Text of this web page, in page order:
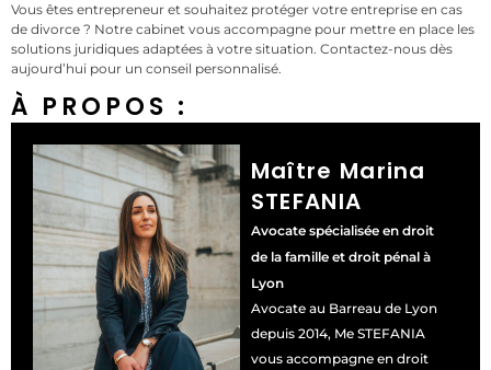
Vous êtes entrepreneur et souhaitez protéger votre entreprise en cas
de divorce ? Notre cabinet vous accompagne pour mettre en place les
solutions juridiques adaptées à votre situation. Contactez-nous dès
aujourd’hui pour un conseil personnalisé.
À PROPOS :
Maître Marina
STEFANIA
Avocate spécialisée en droit
de la famille et droit pénal à
Lyon
Avocate au Barreau de Lyon
depuis 2014, Me STEFANIA
vous accompagne en droit